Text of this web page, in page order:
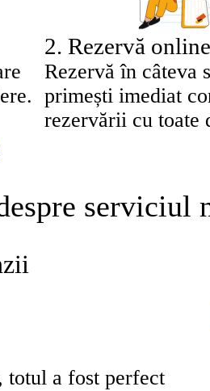
2. Rezervă online
Rezervă în câteva
primești imediat
rezervării cu toate
serviciul
totul a fost perfect